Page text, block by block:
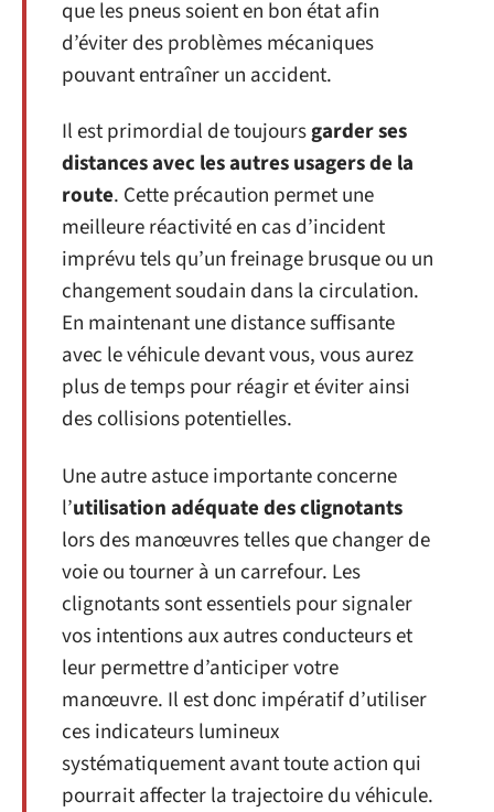
que les pneus soient en bon état afin
d’éviter des problèmes mécaniques
pouvant entraîner un accident.
Il est primordial de toujoursgarder ses
distances avec les autres usagers de la
route. Cette précaution permet une
meilleure réactivité en cas d’incident
imprévu tels qu’un freinage brusque ou un
changement soudain dans la circulation.
En maintenant une distance suffisante
avec le véhicule devant vous, vous aurez
plus de temps pour réagir et éviter ainsi
des collisions potentielles.
Une autre astuce importante concerne
l’utilisation adéquate des clignotants
lors des manœuvres telles que changer de
voie ou tourner à un carrefour. Les
clignotants sont essentiels pour signaler
vos intentions aux autres conducteurs et
leur permettre d’anticiper votre
manœuvre. Il est donc impératif d’utiliser
ces indicateurs lumineux
systématiquement avant toute action qui
pourrait affecter la trajectoire du véhicule.